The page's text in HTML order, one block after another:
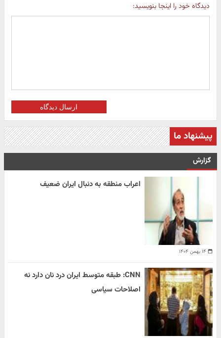
دیدگاه خود را اینجا بنویسید:
ارسال دیدگاه
پیشنهاد ما
گزارش
۱۴ بهمن ۱۴۰۴
اعراب منطقه به دنبال ایران ضعیف
CNN: طبقه متوسط ایران درد نان دارد نه
اصلاحات سیاسی